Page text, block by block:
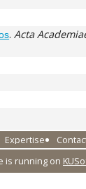
. Acta
Expertise
is running on